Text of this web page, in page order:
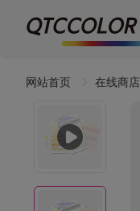
网站首页 在线商店